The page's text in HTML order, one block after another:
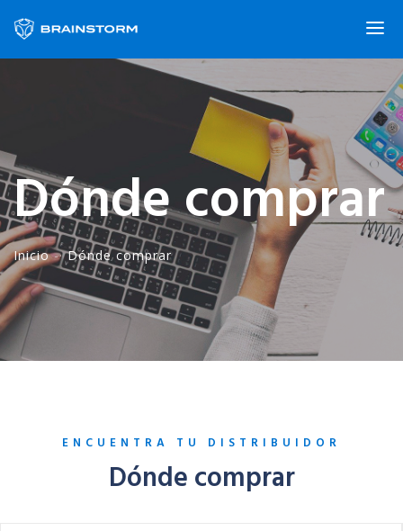
Dónde comprar
Inicio -· Dónde comprar
ENCUENTRA TU DISTRIBUIDOR
Dónde comprar